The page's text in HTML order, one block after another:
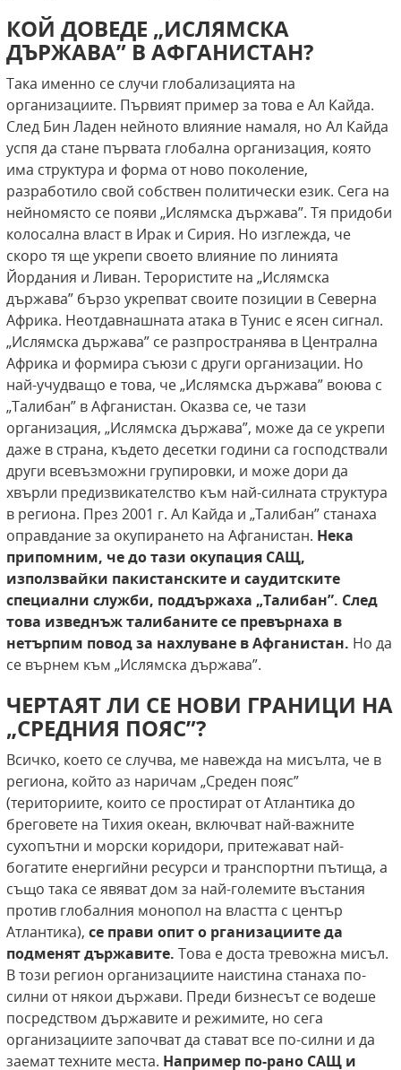
КОЙ ДОВЕДЕ „ИСЛЯМСКА
ДЪРЖАВА” В АФГАНИСТАН?
Така именно се случи глобализацията на
организациите. Първият пример за това е Ал Кайда.
След Бин Ладен нейното влияние намаля, но Ал Кайда
успя да стане първата глобална организация, която
има структура и форма от ново поколение,
разработило свой собствен политически език. Сега на
нейномясто се появи „Ислямска държава”. Тя придоби
колосална власт в Ирак и Сирия. Но изглежда, че
скоро тя ще укрепи своето влияние по линията
Йордания и Ливан. Терористите на „Ислямска
държава” бързо укрепват своите позиции в Северна
Африка. Неотдавнашната атака в Тунис е ясен сигнал.
„Ислямска държава” се разпространява в Централна
Африка и формира съюзи с други организации. Но
най-учудващо е това, че „Ислямска държава” воюва с
„Талибан” в Афганистан. Оказва се, че тази
организация, „Ислямска държава”, може да се укрепи
даже в страна, където десетки години са господствали
други всевъзможни групировки, и може дори да
хвърли предизвикателство към най-силната структура
в региона. През 2001 г. Ал Кайда и „Талибан” станаха
оправдание за окупирането на Афганистан. Нека
припомним, че до тази окупация САЩ,
използвайки пакистанските и саудитските
специални служби, поддържаха „Талибан”. След
това изведнъж талибаните се превърнаха в
нетърпим повод за нахлуване в Афганистан. Но да
се върнем към „Ислямска държава”.
ЧЕРТАЯТ ЛИ СЕ НОВИ ГРАНИЦИ НА
„СРЕДНИЯ ПОЯС”?
Всичко, което се случва, ме навежда на мисълта, че в
региона, който аз наричам „Среден пояс”
(териториите, които се простират от Атлантика до
бреговете на Тихия океан, включват най-важните
сухопътни и морски коридори, притежават най-
богатите енергийни ресурси и транспортни пътища, а
също така се явяват дом за най-големите въстания
против глобалния монопол на властта с център
Атлантика), се прави опито рганизациите да
подменят държавите. Това е доста тревожна мисъл.
В този регион организациите наистина станаха по-
силни от някои държави. Преди бизнесът се водеше
посредством държавите и режимите, но сега
организациите започват да стават все по-силни и да
заемат техните места. Например по-рано САЩ и